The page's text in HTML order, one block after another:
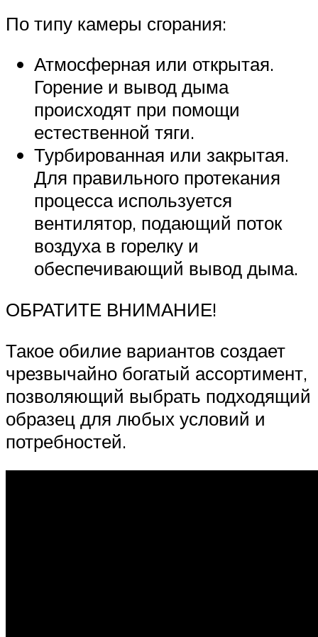
По типу камеры сгорания:
Атмосферная или открытая.
Горение и вывод дыма
происходят при помощи
естественной тяги.
Турбированная или закрытая.
Для правильного протекания
процесса используется
вентилятор, подающий поток
воздуха в горелку и
обеспечивающий вывод дыма.
ОБРАТИТЕ ВНИМАНИЕ!
Такое обилие вариантов создает
чрезвычайно богатый ассортимент,
позволяющий выбрать подходящий
образец для любых условий и
потребностей.